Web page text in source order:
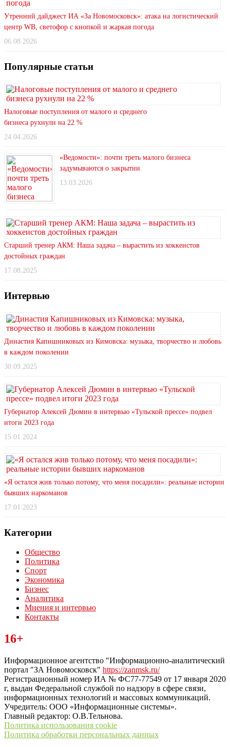
Утренний дайджест ИА «За Новомосковск»: атака на логистический
центр WB, светофор с кнопкой и жаркая погода
06.08.2026
Популярные статьи
Налоговые поступления от малого и среднего
бизнеса рухнули на 22 %
24.04.2026
«Ведомости»: почти треть малого бизнеса
задумываются о закрытии
13.03.2026
Старший тренер АКМ: Наша задача – вырастить из хоккеистов
достойных граждан
17.08.2025
Интервью
Династия Капишниковых из Кимовска: музыка, творчество и любовь
в каждом поколении
30.09.2025
Губернатор Алексей Дюмин в интервью «Тульской прессе» подвел
итоги 2023 года
15.01.2024
«Я остался жив только потому, что меня посадили»: реальные истории
бывших наркоманов
17.01.2023
Категории
Общество
Политика
Спорт
Экономика
Бизнес
Аналитика
Мнения и интервью
Контакты
Читайте последние новости дня в Тульской области на сайте
“ЗаНовомосковск”
16+
Информационное агентство "Информационно-аналитический
портал "ЗА Новомосковск" https://zanmsk.ru/
Регистрационный номер ИА № ФС77-77549 от 17 января 2020
г, выдан Федеральной службой по надзору в сфере связи,
информационных технологий и массовых коммуникаций.
Учредитель: ООО «Информационные системы».
Главный редактор: О.В.Тельнова.
Политика использования cookie
Политика обработки персональных данных